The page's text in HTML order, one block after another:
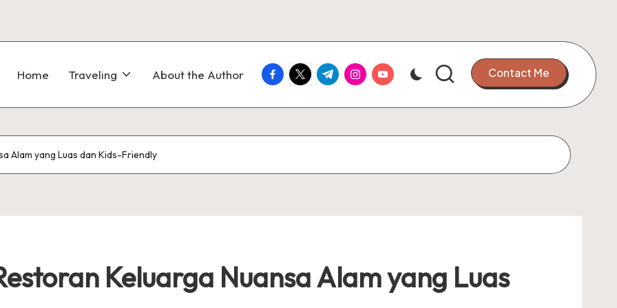
Home Traveling About the Author facebook.com
twitter.com
t.me instagram.com
youtube.com Contact Me
Alam yang Luas dan Kids-Friendly
Keluarga Nuansa Alam yang Luas